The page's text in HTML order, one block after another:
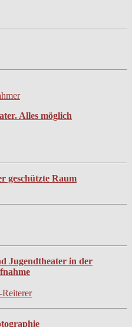
Alles möglich
geschützte Raum
Jugendtheater in der